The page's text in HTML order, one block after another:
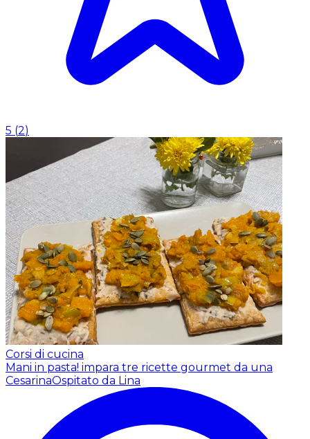
5 (2)
Corsi di cucina
Mani in pasta! impara tre ricette gourmet da una
CesarinaOspitato da Lina